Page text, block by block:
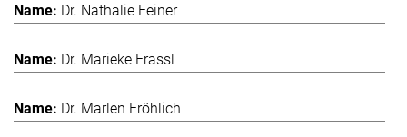
Dr. Nathalie Feiner
Dr. Marieke Frassl
Dr. Marlen Fröhlich